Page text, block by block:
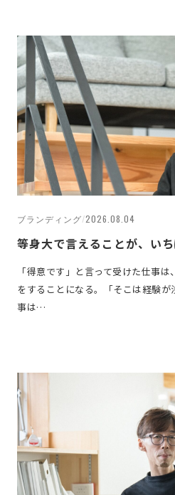
ブランディング/2026.08.04
等身大で言えることが、い
「得意です」と言って受けた仕事
をすることになる。「そこは経験
事は…